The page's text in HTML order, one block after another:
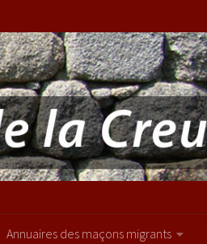
Annuaires des maçons migrants